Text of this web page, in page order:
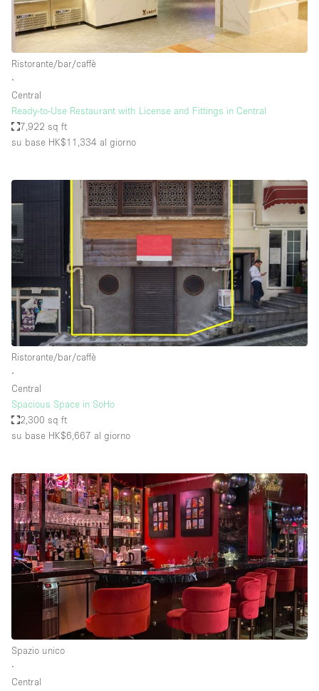
Ristorante/bar/caffè
∙
Central
Ready-to-Use Restaurant with License and Fittings in Central
7,922 sq ft
su base HK$11,334 al giorno
Ristorante/bar/caffè
∙
Central
Spacious Space in SoHo
2,300 sq ft
su base HK$6,667 al giorno
Spazio unico
∙
Central